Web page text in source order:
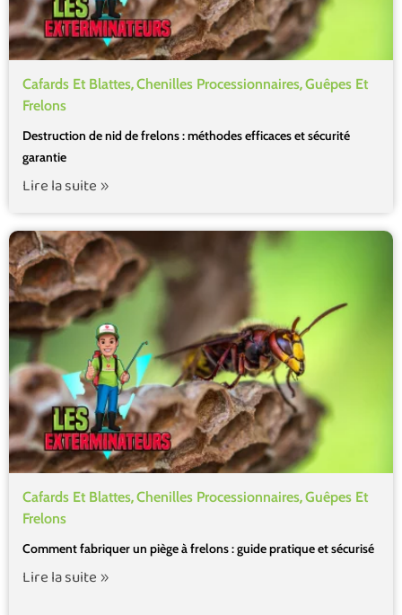
Cafards Et Blattes,Chenilles Processionnaires,Guêpes Et
Frelons
Destruction de nid de frelons : méthodes efficaces et sécurité
garantie
Lire la suite
Cafards Et Blattes,Chenilles Processionnaires,Guêpes Et
Frelons
Comment fabriquer un piège à frelons : guide pratique et sécurisé
Lire la suite